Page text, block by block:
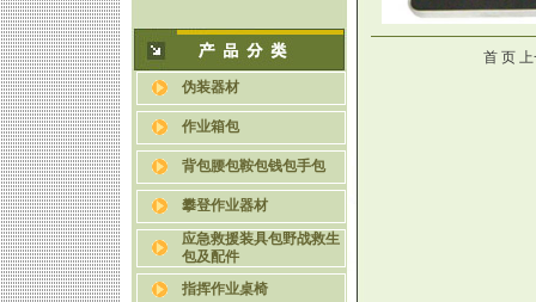
伪装器材
作业箱包
背包腰包鞍包钱包手包
攀登作业器材
应急救援装具包野战救生
包及配件
指挥作业桌椅
首 页